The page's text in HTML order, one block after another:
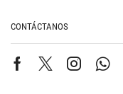
CONTÁCTANOS